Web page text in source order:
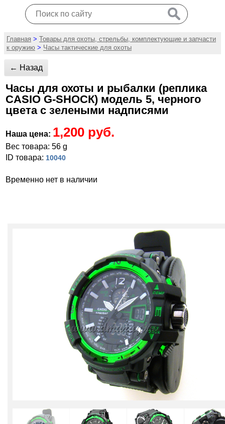
Главная > Товары для охоты, стрельбы, комплектующие и запчасти
к оружию > Часы тактические для охоты
← Назад
Часы для охоты и рыбалки (реплика
СASIО G-SНОСК) модель 5, черного
цвета с зелеными надписями
Наша цена: 1,200 руб.
Вес товара: 56 g
ID товара: 10040
Временно нет в наличии